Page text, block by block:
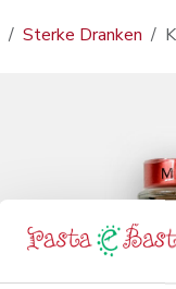
Sterke Dranken